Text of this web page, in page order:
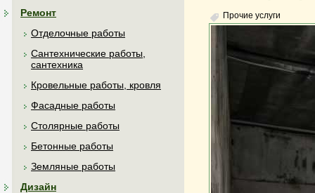
Ремонт
Отделочные работы
Сантехнические работы,
сантехника
Кровельные работы, кровля
Фасадные работы
Столярные работы
Бетонные работы
Земляные работы
Дизайн
Прочие услуги